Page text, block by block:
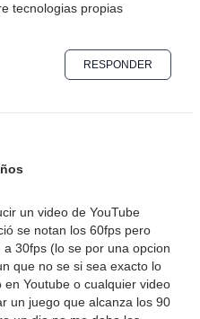
tecnologias propias
RESPONDER
un video de YouTube
se notan los 60fps pero
30fps (lo se por una opcion
que no se si sea exacto lo
Youtube o cualquier video
un juego que alcanza los 90